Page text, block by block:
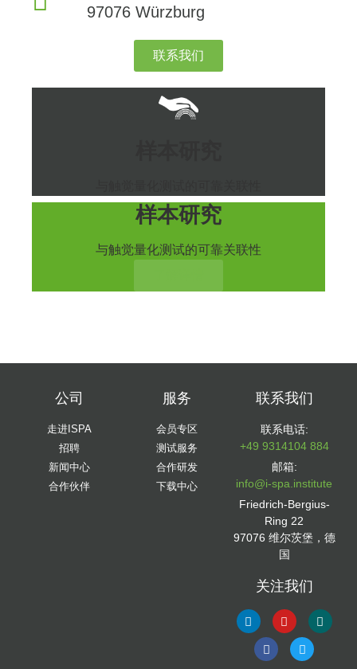
97076 Würzburg
联系我们
样本研究
与触觉量化测试的可靠关联性
公司
走进ISPA
招聘
新闻中心
合作伙伴
服务
会员专区
测试服务
合作研发
下载中心
联系我们
联系电话:
+49 9314104 884
邮箱:
info@i-spa.institute
Friedrich-Bergius-
Ring 22
97076 维尔茨堡，德
国
关注我们